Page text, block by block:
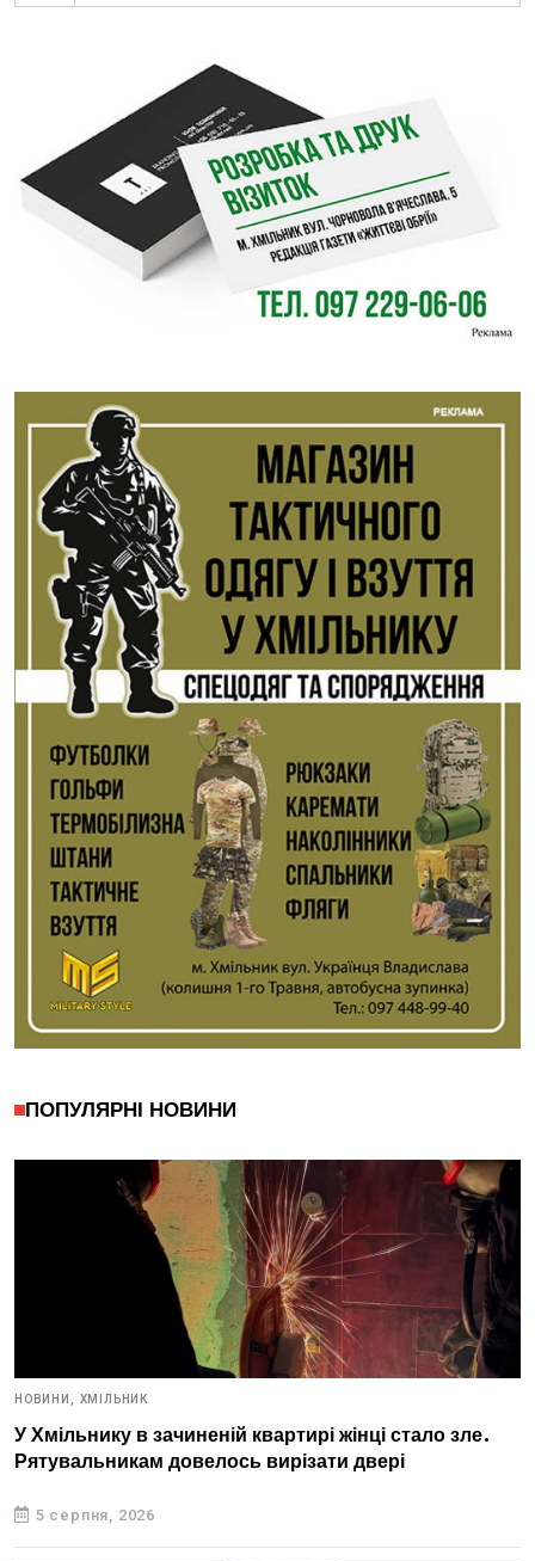
ПОПУЛЯРНІ НОВИНИ
НОВИНИ, ХМІЛЬНИК
У Хмільнику в зачиненій квартирі жінці стало зле.
Рятувальникам довелось вирізати двері
5 серпня, 2026